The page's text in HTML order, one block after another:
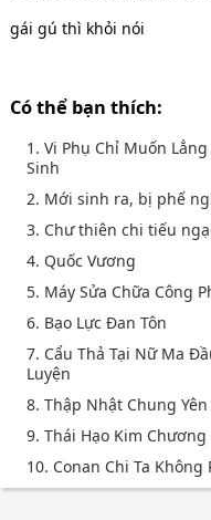
gái gú thì khỏi nói
Có thể bạn thích:
1. Vi Phụ Chỉ Muốn
Sinh
2. Mới sinh ra, bị phế
3. Chư thiên chi tiếu
4. Quốc Vương
5. Máy Sửa Chữa Công
6. Bạo Lực Đan Tôn
7. Cẩu Thả Tại Nữ Ma
Luyện
8. Thập Nhật Chung Yên
9. Thái Hạo Kim Chương
10. Conan Chi Ta Không